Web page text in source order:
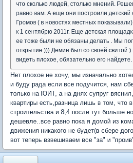
что сколько людей, столько мнений.
равно вам. А еще они построили детский
Громов ( в новостях местных
к 1 сентябрю 2011г. Еще детская
ее тоже были не обязаны делать . Мы
открытие ))) Демин был со своей свитой
видеть плохое, обязательно его найдете.
Нет плохое не хочу, мы изначально
и буду рада если все подучится, нам
только на ЮИТ, а на днях супруг
квартиры есть,разница лишь в том, что
строительства и 8,4 после тут больше
дешевле..все равно пока я домой из
движения никакого не будет(в сбере
вот теперь взвешиваем все "за" и